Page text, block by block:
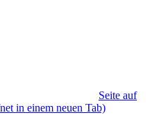
Seite auf
in einem neuen Tab)